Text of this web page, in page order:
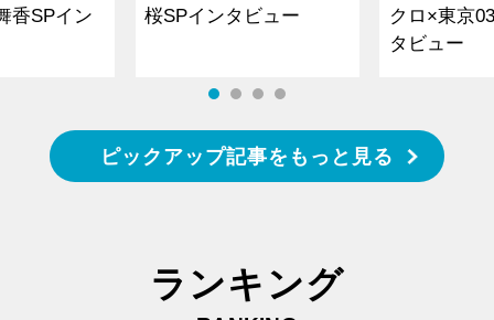
香SPイン
桜SPインタビュー
クロ×東京
タビュー
ピックアップ記事をもっと見る
ランキング